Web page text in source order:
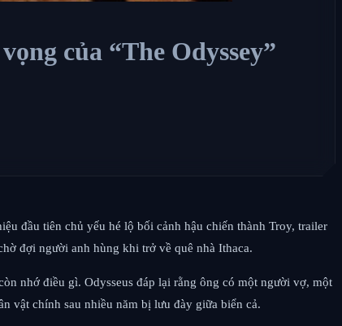
của “The Odyssey”
đầu tiên chủ yếu hé lộ bối cảnh hậu chiến thành Troy, trailer
đợi người anh hùng khi trở về quê nhà Ithaca.
nhớ điều gì. Odysseus đáp lại rằng ông có một người vợ, một
vật chính sau nhiều năm bị lưu đày giữa biển cả.